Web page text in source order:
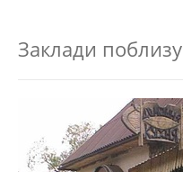
Заклади поблизу